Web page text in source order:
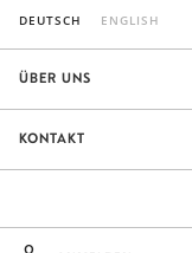
DEUTSCH ENGLISH
ÜBER UNS
KONTAKT